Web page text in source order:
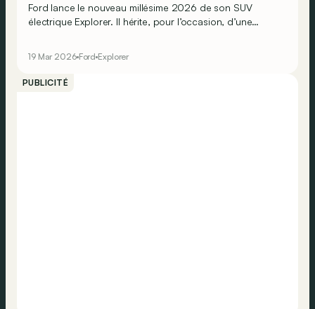
Ford lance le nouveau millésime 2026 de son SUV
électrique Explorer. Il hérite, pour l’occasion, d’une
dans une série spéciale Collection inspirée par
l’aventure.
19 Mar 2026 Ford Explorer
PUBLICITÉ